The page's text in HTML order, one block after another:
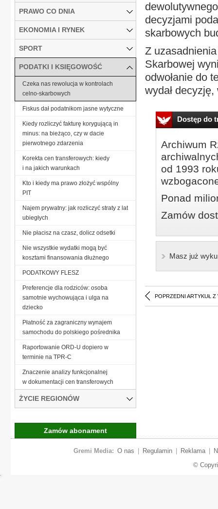
decyzjami
skarbowych
Z
Skarbowej
odwołanie do
wydał
Dostęp do
Archiwum
od 1993
Ponad
Zamów
Masz już
POPRZEDNI ARTYKUŁ Z
PRAWO CO DNIA
EKONOMIA I RYNEK
SPORT
PODATKI I KSIĘGOWOŚĆ
Czeka nas rewolucja w kontrolach
celno-skarbowych
Fiskus dał podatnikom jasne wytyczne
Kiedy rozliczyć fakturę korygującą in
minus: na bieżąco, czy w dacie
pierwotnego zdarzenia
Korekta cen transferowych: kiedy
i na jakich warunkach
Kto i kiedy ma prawo złożyć wspólny
PIT
Najem prywatny: jak rozliczyć straty z lat
ubiegłych
Nie płacisz na czasz, dolicz odsetki
Nie wszystkie wydatki mogą być
kosztami finansowania dłużnego
PODATKOWY FLESZ
Preferencje dla rodziców: osoba
samotnie wychowująca i ulga na
dziecko
Płatność za zagraniczny wynajem
samochodu do polskiego pośrednika
Raportowanie ORD-U dopiero w
terminie na TPR-C
Znaczenie analizy funkcjonalnej
w dokumentacji cen transferowych
ŻYCIE REGIONÓW
Zamów abonament
Gremi Media: O nas Regulamin Reklama
©